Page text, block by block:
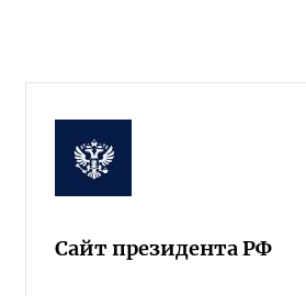
Сайт президента РФ